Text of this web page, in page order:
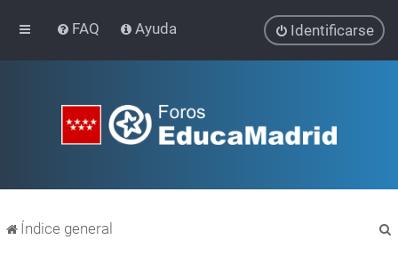
FAQ Ayuda Identificarse
Índice general